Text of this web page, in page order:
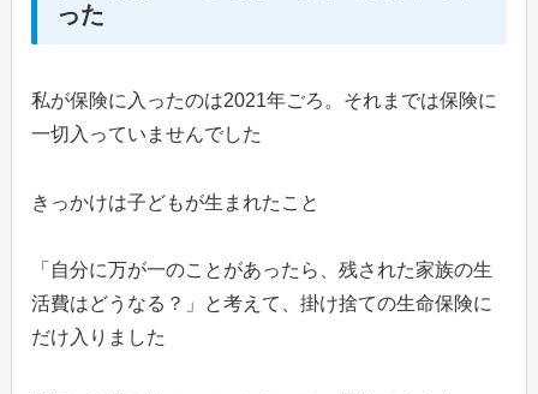
った
私が保険に入ったのは2021年ごろ。それまでは保険に
一切入っていませんでした
きっかけは子どもが生まれたこと
「自分に万が一のことがあったら、残された家族の生
活費はどうなる？」と考えて、掛け捨ての生命保険に
だけ入りました